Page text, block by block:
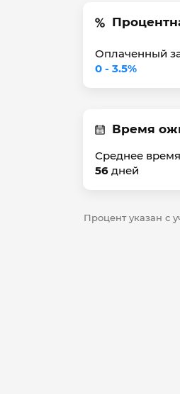
Оплаченный
0 - 3.5%
Время
Среднее
56 дней
Процент указан с